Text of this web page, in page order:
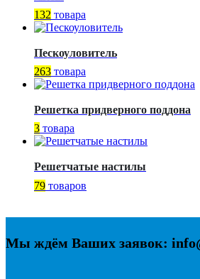
132 товара
Пескоуловитель
263 товара
Решетка придверного поддона
3 товара
Решетчатые настилы
79 товаров
Мы ждём Ваших заявок: